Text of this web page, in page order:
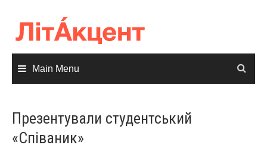
content
Main Menu
Презентували студентський
«Співаник»